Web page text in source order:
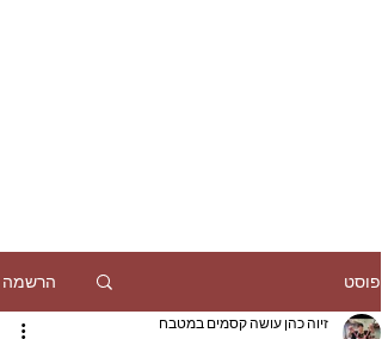
פוסט הרשמה
זיוה כהן עושה קסמים במטבח